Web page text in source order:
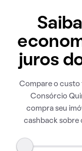
juros
Compare o custo
Consórcio
compra seu
cashback sobre